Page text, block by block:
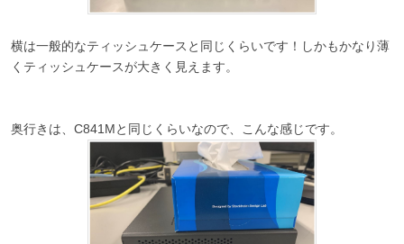
横は一般的なティッシュケースと同じくらいです！しかもかなり薄
くティッシュケースが大きく見えます。
奥行きは、C841Mと同じくらいなので、こんな感じです。